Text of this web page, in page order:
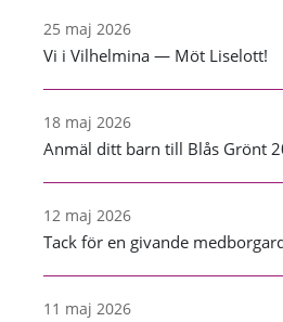
25 maj 2026
Vi i Vilhelmina — Möt Liselott!
18 maj 2026
Anmäl ditt barn till Blås Grönt
12 maj 2026
Tack för en givande
11 maj 2026